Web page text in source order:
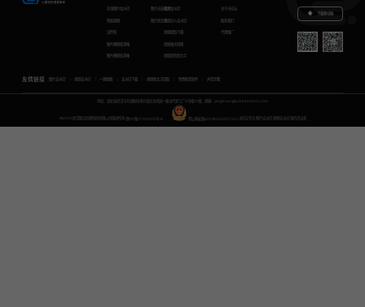
在线图片加水印
智能抠图
证件照
图片模糊变清晰
图片模糊变清晰
图片无损放大
图片转文字
视频加水印
视频怎么去水印
视频提取下载
视频格式转换
视频语音转文字
关于水印云
联系我们
代理推广
下载移动端
友情链接 图片去水印 视频去水印 一键抠图 去水印下载 视频转文字提取 免费配音软件 声音克隆
地址：湖北省武汉市东湖新技术开发区关南园一路当代梦工厂4号楼10楼，邮箱：yinglin.wu@udreamtech.com
©2020武汉联合创想科技有限公司版权所有 鄂ICP备17031026号-8 鄂公网安备42018502007353 水印云专注 图片去水印 视频去水印 国内杰出者